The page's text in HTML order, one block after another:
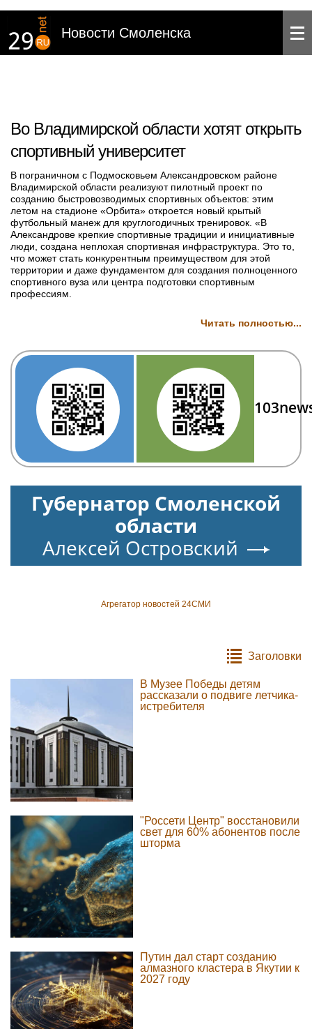
Новости Смоленска
Во Владимирской области хотят открыть
спортивный университет
В пограничном с Подмосковьем Александровском районе
Владимирской области реализуют пилотный проект по
созданию быстровозводимых спортивных объектов: этим
летом на стадионе «Орбита» откроется новый крытый
футбольный манеж для круглогодичных тренировок. «В
Александрове крепкие спортивные традиции и инициативные
люди, создана неплохая спортивная инфраструктура. Это то,
что может стать конкурентным преимуществом для этой
территории и даже фундаментом для создания полноценного
спортивного вуза или центра подготовки спортивным
профессиям.
Читать полностью...
Губернатор Смоленской
области
Алексей Островский
Агрегатор новостей 24СМИ
Заголовки
В Музее Победы детям
рассказали о подвиге летчика-
истребителя
"Россети Центр" восстановили
свет для 60% абонентов после
шторма
Путин дал старт созданию
алмазного кластера в Якутии к
2027 году